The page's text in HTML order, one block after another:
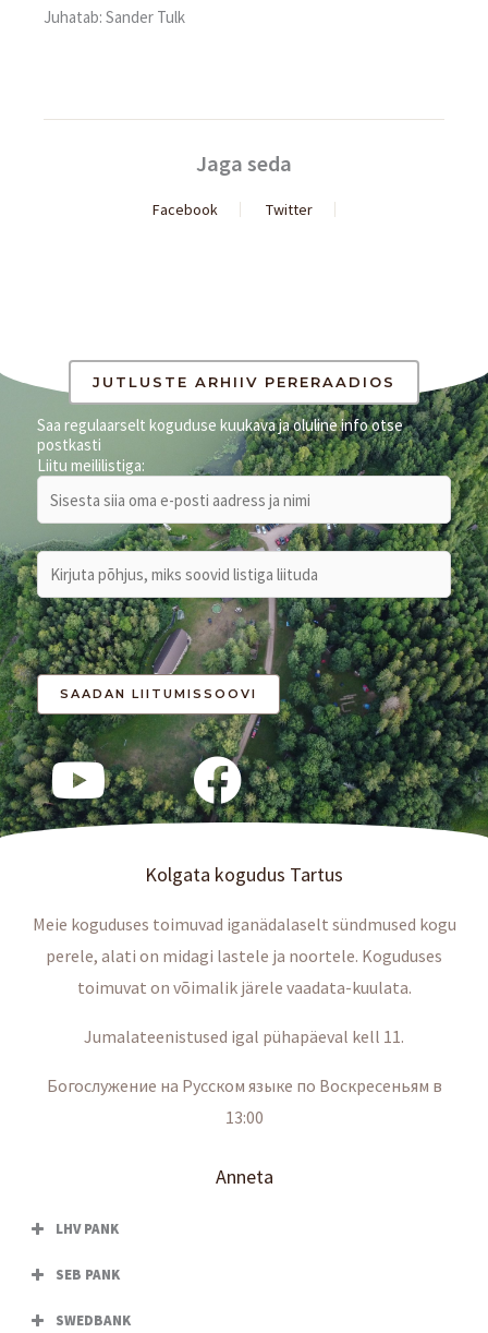
Juhatab: Sander Tulk
Jaga seda
Facebook Twitter
JUTLUSTE ARHIIV PERERAADIOS
Saa regulaarselt koguduse kuukava ja oluline info otse
postkasti
Liitu meililistiga:
Kolgata kogudus Tartus
Meie koguduses toimuvad iganädalaselt sündmused kogu
perele, alati on midagi lastele ja noortele. Koguduses
toimuvat on võimalik järele vaadata-kuulata.
Jumalateenistused igal pühapäeval kell 11.
Богослужение на Русском языке по Воскресеньям в
13:00
Anneta
LHV PANK
SEB PANK
SWEDBANK